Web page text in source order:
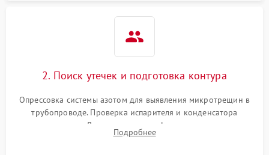
1800 ₽
2. Поиск утечек и подготовка контура
Опрессовка системы азотом для выявления микротрещин в
трубопроводе. Проверка испарителя и конденсатора
течеискателем. Демонтаж старого фильтра-осушителя и
продувка капиллярной трубки для устранения засоров.
Подробнее